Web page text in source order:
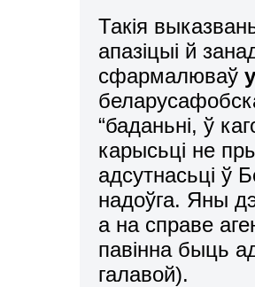
Такія
апазіцыі й
сфармалюваў
“баданьні, ў
карысьці не
адсутнасьці ў
надоўга. Яны
а на справе
павінна быць
галавой).